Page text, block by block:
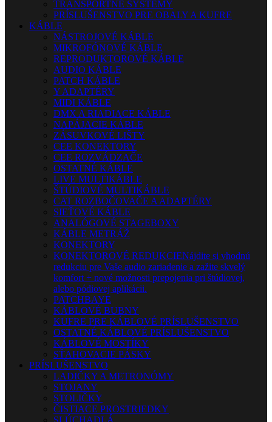
TRANSPORTNÉ SYSTÉMY
PRÍSLUŠENSTVO PRE OBALY A KUFRE
KÁBLE
NÁSTROJOVÉ KÁBLE
MIKROFÓNOVÉ KÁBLE
REPRODUKTOROVÉ KÁBLE
AUDIO KÁBLE
PATCH KÁBLE
Y ADAPTÉRY
MIDI KÁBLE
DMX A RIADIACE KÁBLE
NAPÁJACIE KÁBLE
ZÁSUVKOVÉ LIŠTY
CEE KONEKTORY
CEE ROZVÁDZAČE
OSTATNÉ KÁBLE
LIVE MULTIKÁBLE
ŠTÚDIOVÉ MULTIKÁBLE
CAT ROZBOČOVAČE A ADAPTÉRY
SIEŤOVÉ KÁBLE
ANALÓGOVÉ STAGEBOXY
KÁBLE METRÁŽ
KONEKTORY
KONEKTOROVÉ REDUKCIENájdite si vhodnú
redukciu pre Vaše audio zariadenie a zažite skvelý
komfort + nové možnosti prepojenia pri štúdiovej,
alebo pódiovej aplikácii.
PATCHBAYE
KÁBLOVÉ BUBNY
KUFRE PRE KÁBLOVÉ PRÍSLUŠENSTVO
OSTATNÉ KÁBLOVÉ PRÍSLUŠENSTVO
KÁBLOVÉ MOSTÍKY
SŤAHOVACIE PÁSKY
PRÍSLUŠENSTVO
LADIČKY A METRONÓMY
STOJANY
STOLIČKY
ČISTIACE PROSTRIEDKY
SLÚCHADLÁ